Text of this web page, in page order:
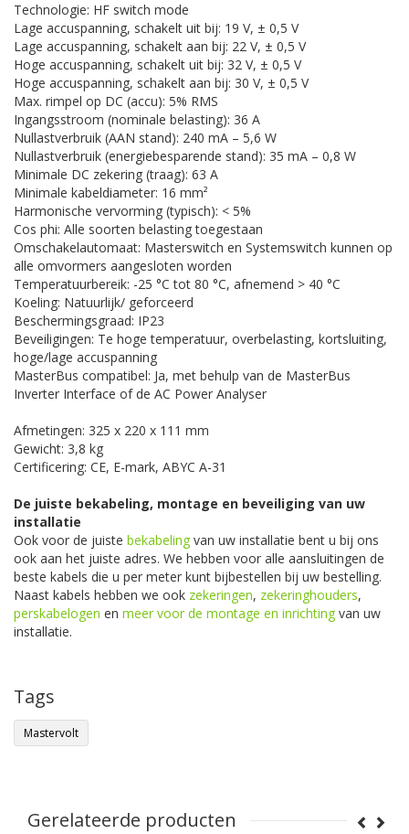
Technologie: HF switch mode
Lage accuspanning, schakelt uit bij: 19 V, ± 0,5 V
Lage accuspanning, schakelt aan bij: 22 V, ± 0,5 V
Hoge accuspanning, schakelt uit bij: 32 V, ± 0,5 V
Hoge accuspanning, schakelt aan bij: 30 V, ± 0,5 V
Max. rimpel op DC (accu): 5% RMS
Ingangsstroom (nominale belasting): 36 A
Nullastverbruik (AAN stand): 240 mA – 5,6 W
Nullastverbruik (energiebesparende stand): 35 mA – 0,8 W
Minimale DC zekering (traag): 63 A
Minimale kabeldiameter: 16 mm²
Harmonische vervorming (typisch): < 5%
Cos phi: Alle soorten belasting toegestaan
Omschakelautomaat: Masterswitch en Systemswitch kunnen op
alle omvormers aangesloten worden
Temperatuurbereik: -25 °C tot 80 °C, afnemend > 40 °C
Koeling: Natuurlijk/ geforceerd
Beschermingsgraad: IP23
Beveiligingen: Te hoge temperatuur, overbelasting, kortsluiting,
hoge/lage accuspanning
MasterBus compatibel: Ja, met behulp van de MasterBus
Inverter Interface of de AC Power Analyser
Afmetingen: 325 x 220 x 111 mm
Gewicht: 3,8 kg
Certificering: CE, E-mark, ABYC A-31
De juiste bekabeling, montage en beveiliging van uw
installatie
Ook voor de juiste bekabeling van uw installatie bent u bij ons
ook aan het juiste adres. We hebben voor alle aansluitingen de
beste kabels die u per meter kunt bijbestellen bij uw bestelling.
Naast kabels hebben we ook zekeringen, zekeringhouders,
perskabelogen en meer voor de montage en inrichting van uw
installatie.
Tags
Mastervolt
Gerelateerde producten